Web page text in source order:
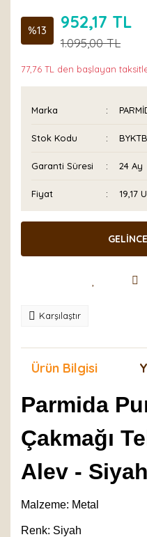
%13 952,17 TL
1.095,00 TL
77,76 TL den başlayan
Marka
Stok Kodu
Garanti Süresi 24 Ay
Fiyat 19,17
Karşılaştır
Ürün Bilgisi
Parmida
Çakmağı
Alev - Siyah
Malzeme: Metal
Renk: Siyah